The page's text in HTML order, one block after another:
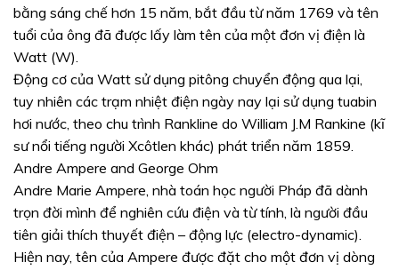
bằng sáng chế hơn 15 năm, bắt đầu từ năm 1769 và tên
tuổi của ông đã được lấy làm tên của một đơn vị điện là
Watt (W).
Động cơ của Watt sử dụng pitông chuyển động qua lại,
tuy nhiên các trạm nhiệt điện ngày nay lại sử dụng tuabin
hơi nước, theo chu trình Rankline do William J.M Rankine (kĩ
sư nổi tiếng người Xcôtlen khác) phát triển năm 1859.
Andre Ampere and George Ohm
Andre Marie Ampere, nhà toán học người Pháp đã dành
trọn đời mình để nghiên cứu điện và từ tính, là người đầu
tiên giải thích thuyết điện – động lực (electro-dynamic).
Hiện nay, tên của Ampere được đặt cho một đơn vị dòng